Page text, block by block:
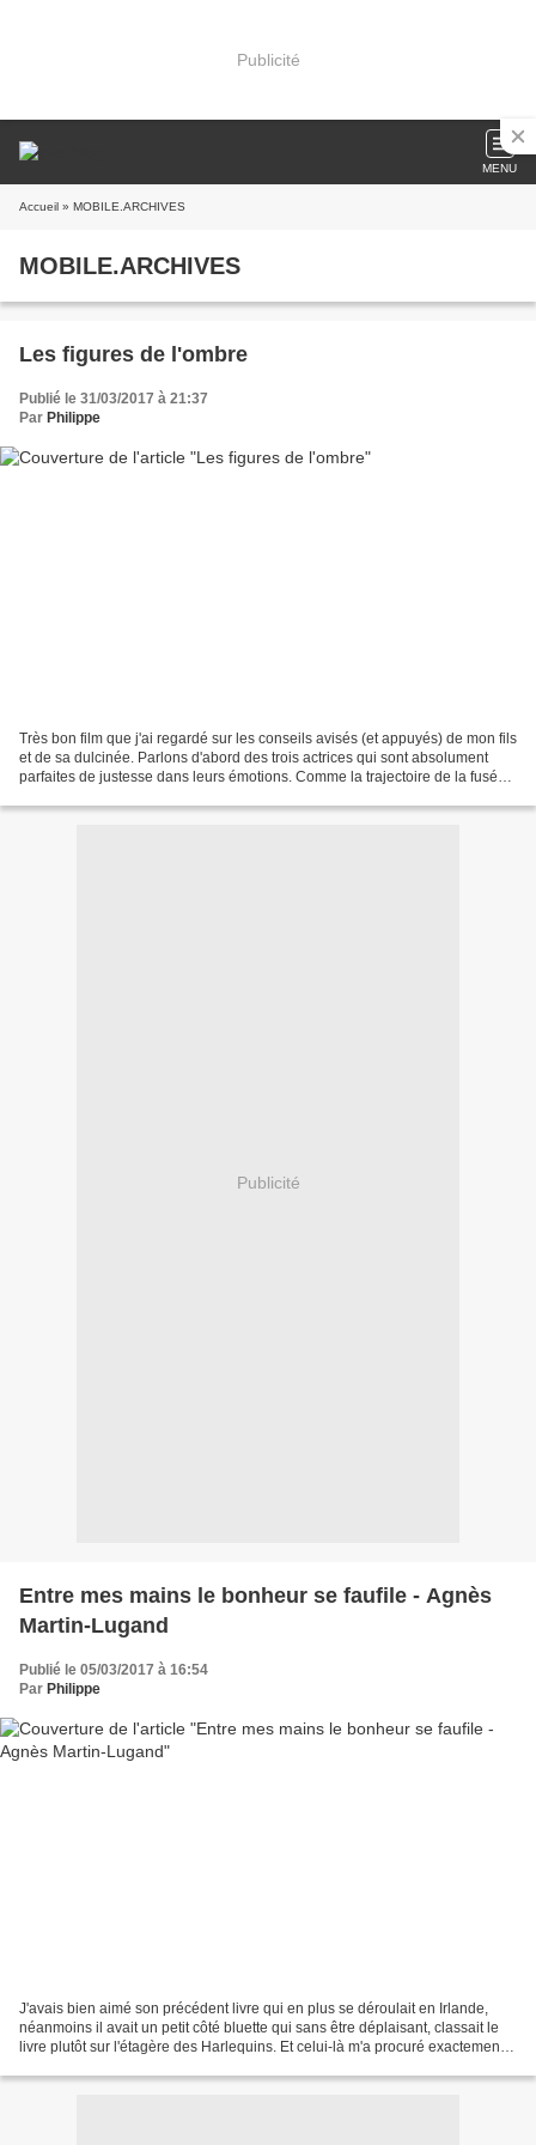
Publicité
MENU
Accueil » MOBILE.ARCHIVES
MOBILE.ARCHIVES
Les figures de l'ombre
Publié le 31/03/2017 à 21:37
Par Philippe
Très bon film que j'ai regardé sur les conseils avisés (et appuyés) de mon fils
et de sa dulcinée. Parlons d'abord des trois actrices qui sont absolument
parfaites de justesse dans leurs émotions. Comme la trajectoire de la fusée,
Publicité
Entre mes mains le bonheur se faufile - Agnès
Martin-Lugand
Publié le 05/03/2017 à 16:54
Par Philippe
J'avais bien aimé son précédent livre qui en plus se déroulait en Irlande,
néanmoins il avait un petit côté bluette qui sans être déplaisant, classait le
livre plutôt sur l'étagère des Harlequins. Et celui-là m'a procuré exactement